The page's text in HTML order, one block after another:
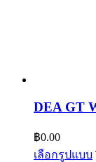
DEA GT
฿0.00
เลือกรูปแบบ